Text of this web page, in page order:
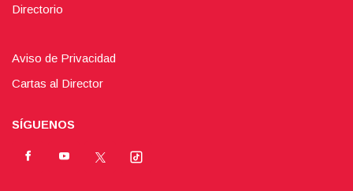
Directorio
Aviso de Privacidad
Cartas al Director
SÍGUENOS